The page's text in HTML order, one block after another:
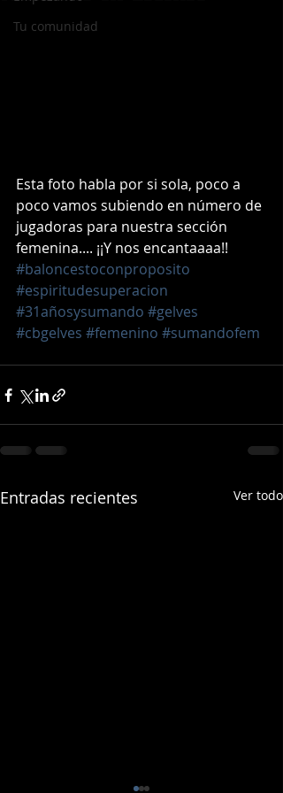
Tu comunidad
Esta foto habla por si sola, poco a
poco vamos subiendo en número de
jugadoras para nuestra sección
femenina.... ¡¡Y nos encantaaaa!!
#baloncestoconproposito
#espiritudesuperacion
#31añosysumando #gelves
#cbgelves #femenino #sumandofem
Entradas recientes Ver todo